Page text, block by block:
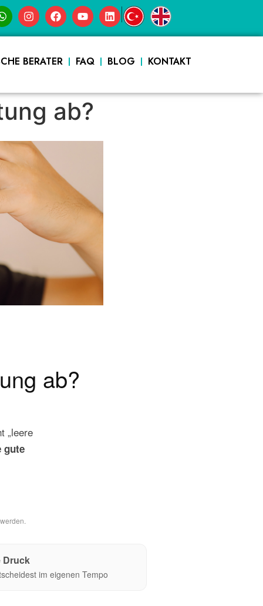
|
BERATER FAQ BLOG KONTAKT
ab?
ab?
„leere
gute
Druck
im eigenen Tempo